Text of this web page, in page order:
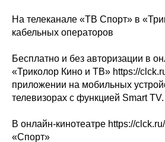
На телеканале «ТВ Спорт» в
кабельных операторов
Бесплатно и без авторизации в
«Триколор Кино и ТВ» https://
приложении на мобильных
телевизорах с функцией Smart TV.
В онлайн-кинотеатре https://
«Спорт»